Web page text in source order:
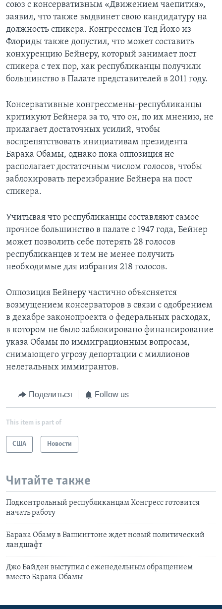
союз с консервативным «Движением чаепития»,
заявил, что также выдвинет свою кандидатуру на
должность спикера. Конгрессмен Тед Йохо из
Флориды также допустил, что может составить
конкуренцию Бейнеру, который занимает пост
спикера с тех пор, как республиканцы получили
большинство в Палате представителей в 2011 году.
Консервативные конгрессмены-республиканцы
критикуют Бейнера за то, что он, по их мнению, не
прилагает достаточных усилий, чтобы
воспрепятствовать инициативам президента
Барака Обамы, однако пока оппозиция не
располагает достаточным числом голосов, чтобы
заблокировать переизбрание Бейнера на пост
спикера.
Учитывая что республиканцы составляют самое
прочное большинство в палате с 1947 года, Бейнер
может позволить себе потерять 28 голосов
республиканцев и тем не менее получить
необходимые для избрания 218 голосов.
Оппозиция Бейнеру частично объясняется
возмущением консерваторов в связи с одобрением
в декабре законопроекта о федеральных расходах,
в котором не было заблокировано финансирование
указа Обамы по иммиграционным вопросам,
снимающего угрозу депортации с миллионов
нелегальных иммигрантов.
Поделиться Follow us
This item is part of
США Новости
Читайте также
Подконтрольный республиканцам Конгресс готовится
начать работу
Барака Обаму в Вашингтоне ждет новый политический
ландшафт
Джо Байден выступил с еженедельным обращением
вместо Барака Обамы